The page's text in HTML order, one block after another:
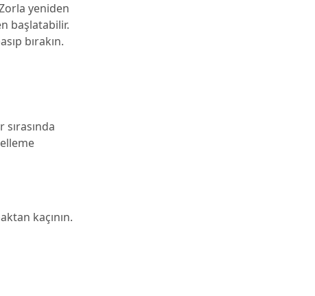
yeniden
başlatabilir.
bırakın.
kaçının.